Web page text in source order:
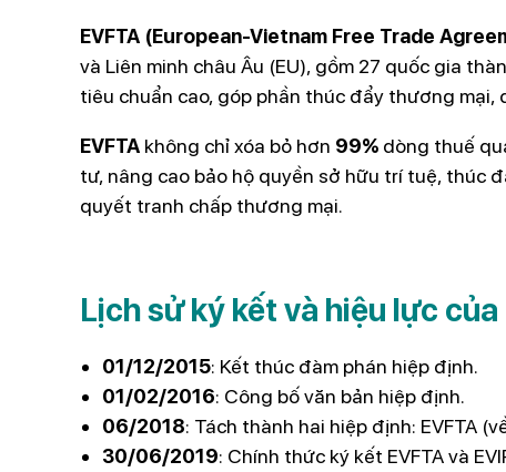
EVFTA (European-Vietnam Free Trade
và Liên minh châu Âu (EU), gồm 27 quốc gia
tiêu chuẩn cao, góp phần thúc đẩy thương
EVFTA không chỉ xóa bỏ hơn 99% dòng thuế
tư, nâng cao bảo hộ quyền sở hữu trí tuệ, thúc
quyết tranh chấp thương mại.
Lịch sử ký kết và hiệu lực của
01/12/2015: Kết thúc đàm phán hiệp định.
01/02/2016: Công bố văn bản hiệp định.
06/2018: Tách thành hai hiệp định: EVFTA
30/06/2019: Chính thức ký kết EVFTA và